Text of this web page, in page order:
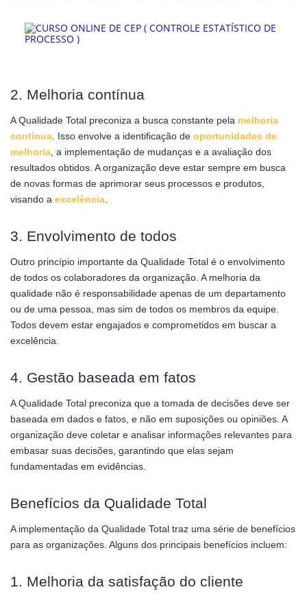
2. Melhoria contínua
A Qualidade Total preconiza a busca constante pela melhoria
contínua. Isso envolve a identificação de oportunidades de
melhoria, a implementação de mudanças e a avaliação dos
resultados obtidos. A organização deve estar sempre em busca
de novas formas de aprimorar seus processos e produtos,
visando a excelência.
3. Envolvimento de todos
Outro princípio importante da Qualidade Total é o envolvimento
de todos os colaboradores da organização. A melhoria da
qualidade não é responsabilidade apenas de um departamento
ou de uma pessoa, mas sim de todos os membros da equipe.
Todos devem estar engajados e comprometidos em buscar a
excelência.
4. Gestão baseada em fatos
A Qualidade Total preconiza que a tomada de decisões deve ser
baseada em dados e fatos, e não em suposições ou opiniões. A
organização deve coletar e analisar informações relevantes para
embasar suas decisões, garantindo que elas sejam
fundamentadas em evidências.
Benefícios da Qualidade Total
A implementação da Qualidade Total traz uma série de benefícios
para as organizações. Alguns dos principais benefícios incluem:
1. Melhoria da satisfação do cliente